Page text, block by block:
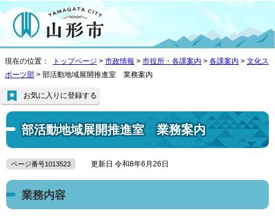
現在の位置： トップページ > 市政情報 > 市役所・各課案内 > 各課案内 > 文化ス
ポーツ部 > 部活動地域展開推進室 業務案内
部活動地域展開推進室 業務案内
お気に入りに登録する
ページ番号1013523 更新日 令和8年6月26日
業務内容